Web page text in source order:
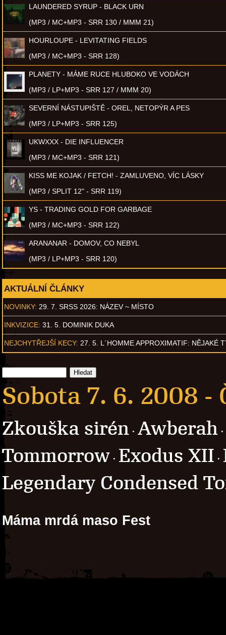
LAUNDERED SYRUP - BLACK URN
(MP3 / MC+MP3 - SRR 130 / MMM 21)
HOURLOUPE - LEVITATING FIELDS
(MP3 / MC+MP3 - SRR 128)
PLANETY - MÁME RUCE HLUBOKO VE VODÁCH
(MP3 / LP+MP3 - SRR 127 / MMM 20)
SEVERNÍ NÁSTUPIŠTĚ - OREL, NETOPÝR A PES
(MP3 / LP+MP3 - SRR 125)
UKWXXX - DIE INFLUENCER
(MP3 / MC+MP3 - SRR 121)
KISS ME KOJAK / FETCH! - ZAMLUVENO, VÍC LÁSKY
(MP3 / SPLIT 12" - SRR 119)
YS - TRADING GOLD FOR GARBAGE
(MP3 / MC+MP3 - SRR 122)
ARANANAR - DOMOV, CO NEBYL
(MP3 / LP+MP3 - SRR 120)
AKTUÁLNÍ ČLÁNKY
NOVINKY: 29. 7. SRSS 2026: NÁZEV ~ MÍSTO
INKVIZICE: 31. 5. DOMINIK DUKA
NEJCHYTŘEJŠÍ KECY: 27. 5. L´HOMME APPROXIMATIF: NĚJAKÉ
Sobota 7. 6. 2008 -
Zkouška sirén · Awberah ·
Tommorrow · Exodus XII ·
Legendary Condensed
Máma mrdá maso Fest